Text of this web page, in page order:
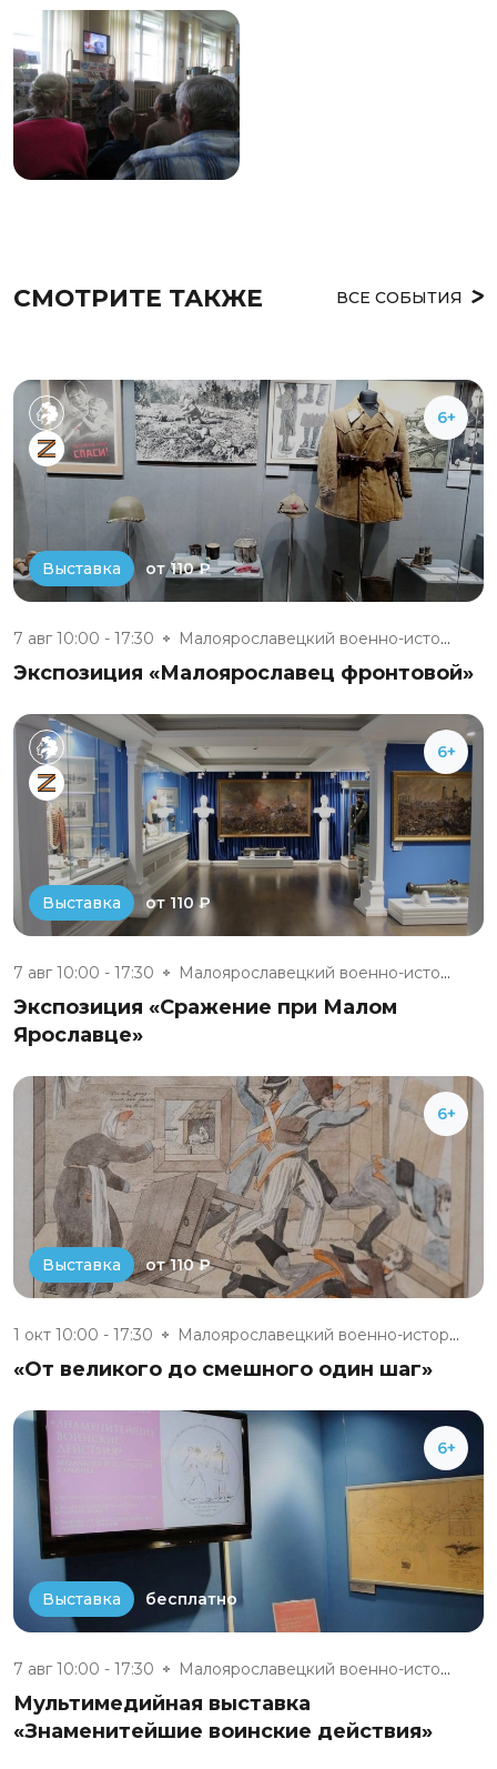
СМОТРИТЕ ТАКЖЕ ВСЕ СОБЫТИЯ
6+
Выставка от 110 ₽
7 авг 10:00 - 17:30 Малоярославецкий военно-истори...
Экспозиция «Малоярославец фронтовой»
6+
Выставка от 110 ₽
7 авг 10:00 - 17:30 Малоярославецкий военно-истори...
Экспозиция «Сражение при Малом
Ярославце»
6+
Выставка от 110 ₽
1 окт 10:00 - 17:30 Малоярославецкий военно-истори...
«От великого до смешного один шаг»
6+
Выставка бесплатно
7 авг 10:00 - 17:30 Малоярославецкий военно-истори...
Мультимедийная выставка
«Знаменитейшие воинские действия»